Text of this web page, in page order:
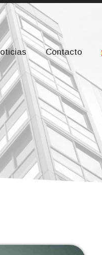
Madrid
Contacto